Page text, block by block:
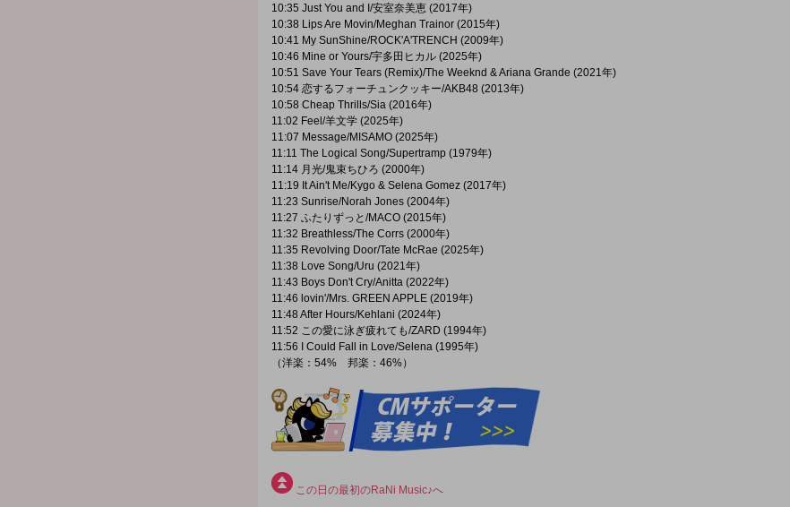
10:35 Just You and I/安室奈美恵 (2017年)
10:38 Lips Are Movin/Meghan Trainor (2015年)
10:41 My SunShine/ROCK'A'TRENCH (2009年)
10:46 Mine or Yours/宇多田ヒカル (2025年)
10:51 Save Your Tears (Remix)/The Weeknd & Ariana Grande (2021年)
10:54 恋するフォーチュンクッキー/AKB48 (2013年)
10:58 Cheap Thrills/Sia (2016年)
11:02 Feel/羊文学 (2025年)
11:07 Message/MISAMO (2025年)
11:11 The Logical Song/Supertramp (1979年)
11:14 月光/鬼束ちひろ (2000年)
11:19 It Ain't Me/Kygo & Selena Gomez (2017年)
11:23 Sunrise/Norah Jones (2004年)
11:27 ふたりずっと/MACO (2015年)
11:32 Breathless/The Corrs (2000年)
11:35 Revolving Door/Tate McRae (2025年)
11:38 Love Song/Uru (2021年)
11:43 Boys Don't Cry/Anitta (2022年)
11:46 lovin'/Mrs. GREEN APPLE (2019年)
11:48 After Hours/Kehlani (2024年)
11:52 この愛に泳ぎ疲れても/ZARD (1994年)
11:56 I Could Fall in Love/Selena (1995年)
（洋楽：54% 邦楽：46%）
この日の最初のRaNi Music♪へ